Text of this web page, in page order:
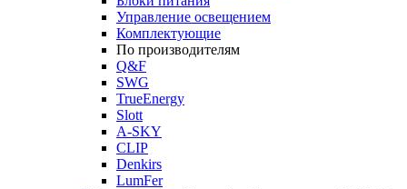
Управление освещением
Комплектующие
По производителям
Q&F
SWG
TrueEnergy
Slott
A-SKY
CLIP
Denkirs
LumFer